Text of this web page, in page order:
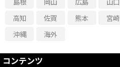
高知
佐賀 熊本 宮崎
沖縄
海外
コンテンツ